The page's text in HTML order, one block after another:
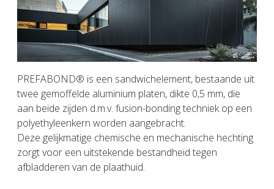
PREFABOND® is een sandwichelement, bestaande uit
twee gemoffelde aluminium platen, dikte 0,5 mm, die
aan beide zijden d.m.v. fusion-bonding techniek op een
polyethyleenkern worden aangebracht.
Deze gelijkmatige chemische en mechanische hechting
zorgt voor een uitstekende bestandheid tegen
afbladderen van de plaathuid.